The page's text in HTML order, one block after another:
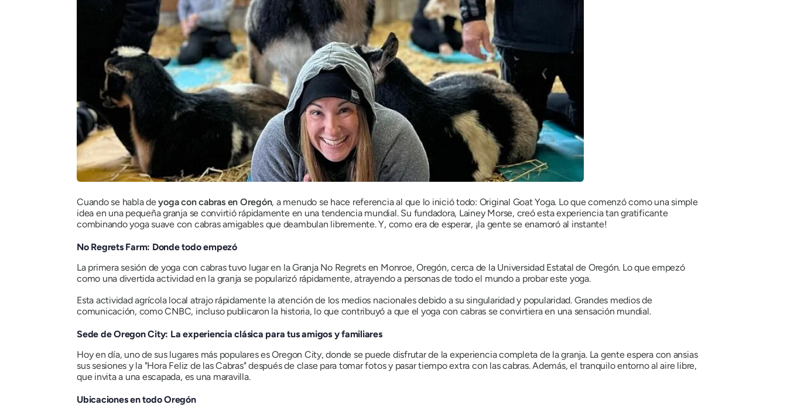
Cuando se habla deyoga con cabras en Oregón, a menudo se hace referencia al que lo inició todo: Original Goat Yoga. Lo que comenzó como una simple
idea en una pequeña granja se convirtió rápidamente en una tendencia mundial. Su fundadora, Lainey Morse, creó esta experiencia tan gratificante
combinando yoga suave con cabras amigables que deambulan libremente. Y, como era de esperar, ¡la gente se enamoró al instante!
No Regrets Farm: Donde todo empezó
La primera sesión de yoga con cabras tuvo lugar en la Granja No Regrets en Monroe, Oregón, cerca de la Universidad Estatal de Oregón. Lo que empezó
como una divertida actividad en la granja se popularizó rápidamente, atrayendo a personas de todo el mundo a probar este yoga.
Esta actividad agrícola local atrajo rápidamente la atención de los medios nacionales debido a su singularidad y popularidad. Grandes medios de
comunicación, como CNBC, incluso publicaron la historia, lo que contribuyó a que el yoga con cabras se convirtiera en una sensación mundial.
Sede de Oregon City: La experiencia clásica para tus amigos y familiares
Hoy en día, uno de sus lugares más populares es Oregon City, donde se puede disfrutar de la experiencia completa de la granja. La gente espera con ansias
sus sesiones y la "Hora Feliz de las Cabras" después de clase para tomar fotos y pasar tiempo extra con las cabras. Además, el tranquilo entorno al aire libre,
que invita a una escapada, es una maravilla.
Ubicaciones en todo Oregón